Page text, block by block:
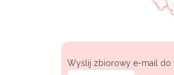
Wyślij zbiorowy e-mail do